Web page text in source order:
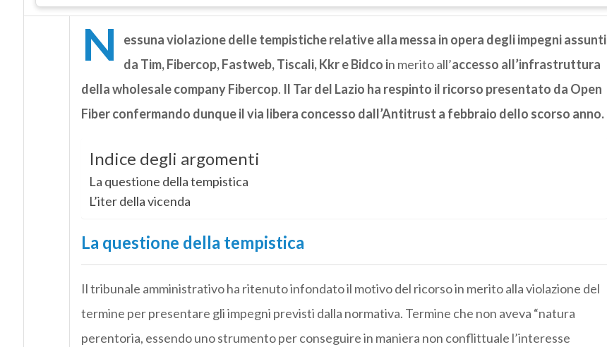
N
essuna violazione delle tempistiche relative alla messa in opera degli impegni assunti
da Tim, Fibercop, Fastweb, Tiscali, Kkr e Bidco in merito all’accesso all’infrastruttura
della wholesale company Fibercop. Il Tar del Lazio ha respinto il ricorso presentato da Open
Fiber confermando dunque il via libera concesso dall’Antitrust a febbraio dello scorso anno.
Indice degli argomenti
La questione della tempistica
L’iter della vicenda
La questione della tempistica
Il tribunale amministrativo ha ritenuto infondato il motivo del ricorso in merito alla violazione del
termine per presentare gli impegni previsti dalla normativa. Termine che non aveva “natura
perentoria, essendo uno strumento per conseguire in maniera non conflittuale l’interesse